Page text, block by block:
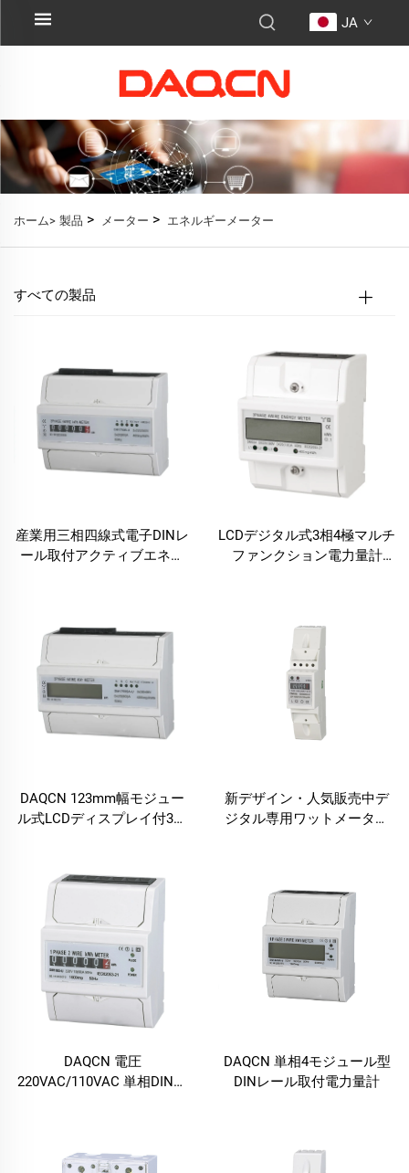
JA
ホーム> 製品 > メーター > エネルギーメーター
すべての製品
産業用三相四線式電子DINレ
ール取付アクティブエネル
LCDデジタル式3相4極マルチ
ファンクション電力量計
DAQCN 123mm幅モジュー
ル式LCDディスプレイ付3相
新デザイン・人気販売中デ
ジタル専用ワットメーター
DAQCN 電圧
220VAC/110VAC 単相DINレ
DAQCN 単相4モジュール型
DINレール取付電力量計